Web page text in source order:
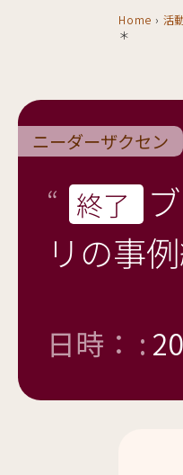
Home › 活
＊
ニーダーザクセン
終了
リの事
日時： :